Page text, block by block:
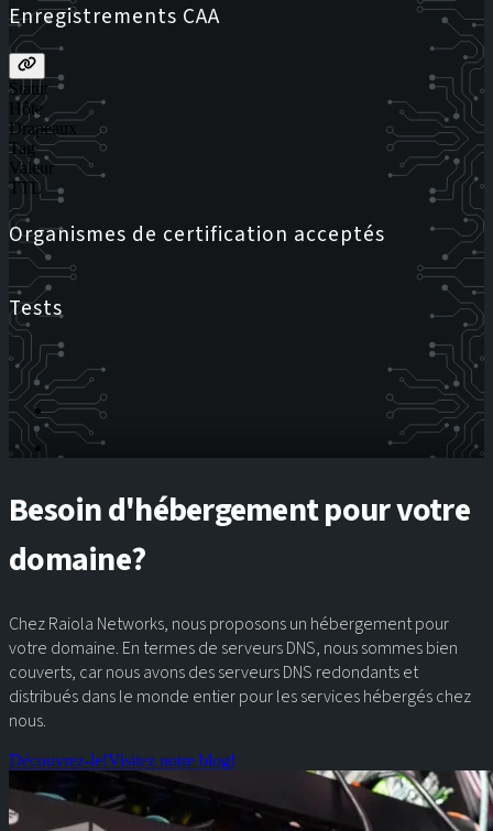
Enregistrements CAA
Statut
Hôte
Drapeaux
Tag
Valeur
TTL
Organismes de certification acceptés
Tests
Besoin d'hébergement pour votre
domaine?
Chez Raiola Networks, nous proposons un hébergement pour
votre domaine. En termes de serveurs DNS, nous sommes bien
couverts, car nous avons des serveurs DNS redondants et
distribués dans le monde entier pour les services hébergés chez
nous.
Découvrez-le!Visitez notre blog!